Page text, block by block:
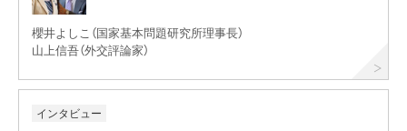
櫻井よしこ（国家基本問題研究所理事長）
山上信吾（外交評論家）
インタビュー